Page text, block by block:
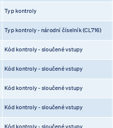
Typ kontroly
Typ kontroly - národní číselník (CL716)
Kód kontroly - sloučené vstupy
Kód kontroly - sloučené vstupy
Kód kontroly - sloučené vstupy
Kód kontroly - sloučené vstupy
Kód kontroly - sloučené vstupy